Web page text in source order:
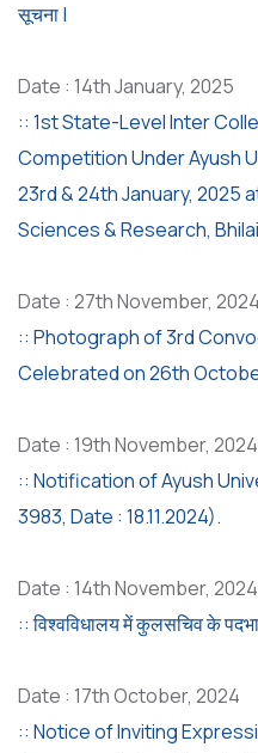
सूचना |
Date : 14th January, 2025
:: 1st State-Level Inter
Competition Under Ayush
23rd & 24th January, 2025
Sciences & Research,
Date : 27th November, 2024
:: Photograph of 3rd
Celebrated on 26th
Date : 19th November, 2024
:: Notification of Ayush
3983, Date : 18.11.2024).
Date : 14th November, 2024
:: विश्वविधालय में कुलसचिव के
Date : 17th October, 2024
:: Notice of Inviting